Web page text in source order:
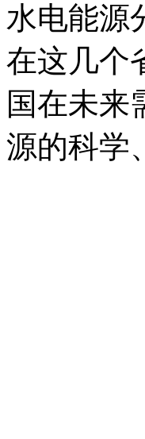
水电能源
在这几个
国在未来
源的科学